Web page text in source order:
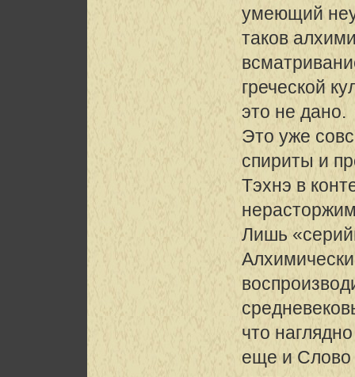
умеющий
таков
греческой
это не дано.
Это уже
спириты и
Тэхнэ в
Лишь
что
еще и Слово